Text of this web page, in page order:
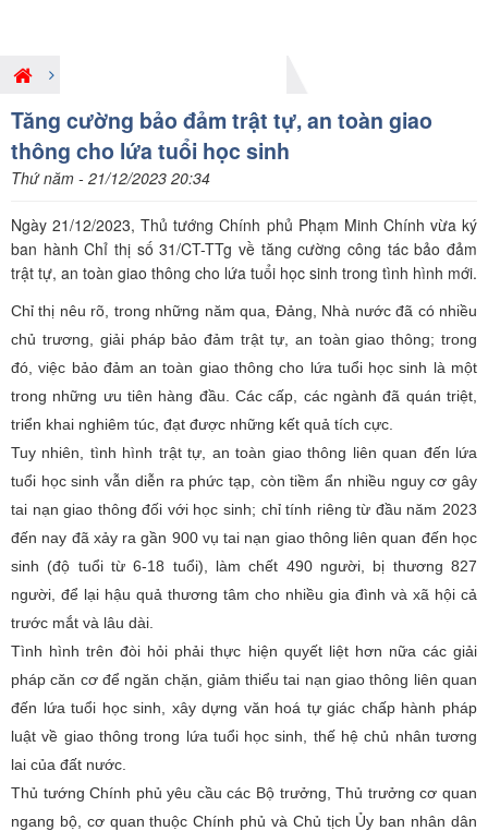
Giới thiệu nội dung pháp luật mới
Tăng cường bảo đảm trật tự, an toàn giao
thông cho lứa tuổi học sinh
Thứ năm - 21/12/2023 20:34
Ngày 21/12/2023, Thủ tướng Chính phủ Phạm Minh Chính vừa ký
ban hành Chỉ thị số 31/CT-TTg về tăng cường công tác bảo đảm
trật tự, an toàn giao thông cho lứa tuổi học sinh trong tình hình mới.
Chỉ thị nêu rõ, trong những năm qua, Đảng, Nhà nước đã có nhiều
chủ trương, giải pháp bảo đảm trật tự, an toàn giao thông; trong
đó, việc bảo đảm an toàn giao thông cho lứa tuổi học sinh là một
trong những ưu tiên hàng đầu. Các cấp, các ngành đã quán triệt,
triển khai nghiêm túc, đạt được những kết quả tích cực.
Tuy nhiên, tình hình trật tự, an toàn giao thông liên quan đến lứa
tuổi học sinh vẫn diễn ra phức tạp, còn tiềm ẩn nhiều nguy cơ gây
tai nạn giao thông đối với học sinh; chỉ tính riêng từ đầu năm 2023
đến nay đã xảy ra gần 900 vụ tai nạn giao thông liên quan đến học
sinh (độ tuổi từ 6-18 tuổi), làm chết 490 người, bị thương 827
người, để lại hậu quả thương tâm cho nhiều gia đình và xã hội cả
trước mắt và lâu dài.
Tình hình trên đòi hỏi phải thực hiện quyết liệt hơn nữa các giải
pháp căn cơ để ngăn chặn, giảm thiểu tai nạn giao thông liên quan
đến lứa tuổi học sinh, xây dựng văn hoá tự giác chấp hành pháp
luật về giao thông trong lứa tuổi học sinh, thế hệ chủ nhân tương
lai của đất nước.
Thủ tướng Chính phủ yêu cầu các Bộ trưởng, Thủ trưởng cơ quan
ngang bộ, cơ quan thuộc Chính phủ và Chủ tịch Ủy ban nhân dân